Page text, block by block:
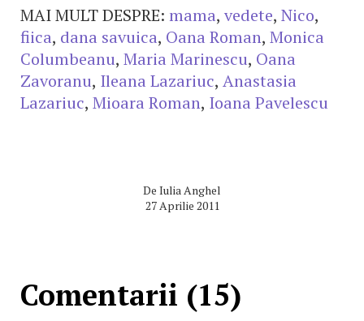
MAI MULT DESPRE: mama, vedete, Nico,
fiica, dana savuica, Oana Roman, Monica
Columbeanu, Maria Marinescu, Oana
Zavoranu, Ileana Lazariuc, Anastasia
Lazariuc, Mioara Roman, Ioana Pavelescu
De Iulia Anghel
27 Aprilie 2011
Comentarii (15)